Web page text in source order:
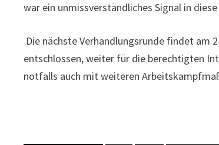
war ein unmissverständliches Signal in
Die nächste Verhandlungsrunde findet am
entschlossen, weiter für die berechtigten
notfalls auch mit weiteren